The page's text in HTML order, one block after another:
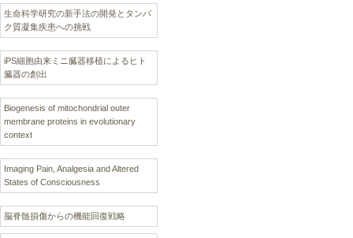
生命科学研究の新手法の開発とタンパ
ク質凝集疾患への挑戦
iPS細胞由来ミニ臓器移植によるヒト
臓器の創出
Biogenesis of mitochondrial outer
membrane proteins in evolutionary
context
Imaging Pain, Analgesia and Altered
States of Consciousness
脳脊髄損傷からの機能回復戦略